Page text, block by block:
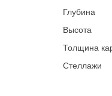
Глубина
Высота
Толщина
Стеллажи